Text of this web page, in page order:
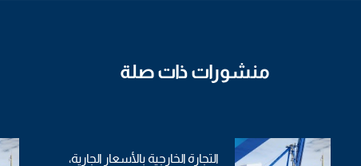
منشورات ذات صلة
التجارة الخارجية بالأسعار الجارية،